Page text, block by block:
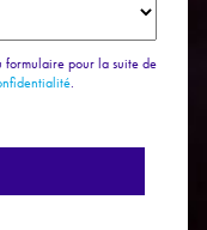
formulaire pour la suite de
.